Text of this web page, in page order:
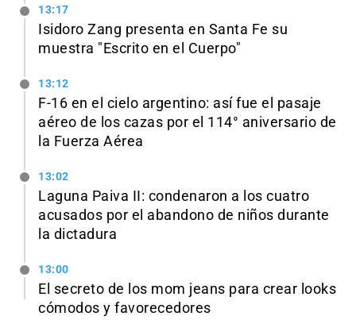
13:17
Isidoro Zang presenta en Santa Fe su
muestra "Escrito en el Cuerpo"
13:12
F-16 en el cielo argentino: así fue el pasaje
aéreo de los cazas por el 114° aniversario de
la Fuerza Aérea
13:02
Laguna Paiva II: condenaron a los cuatro
acusados por el abandono de niños durante
la dictadura
13:00
El secreto de los mom jeans para crear looks
cómodos y favorecedores